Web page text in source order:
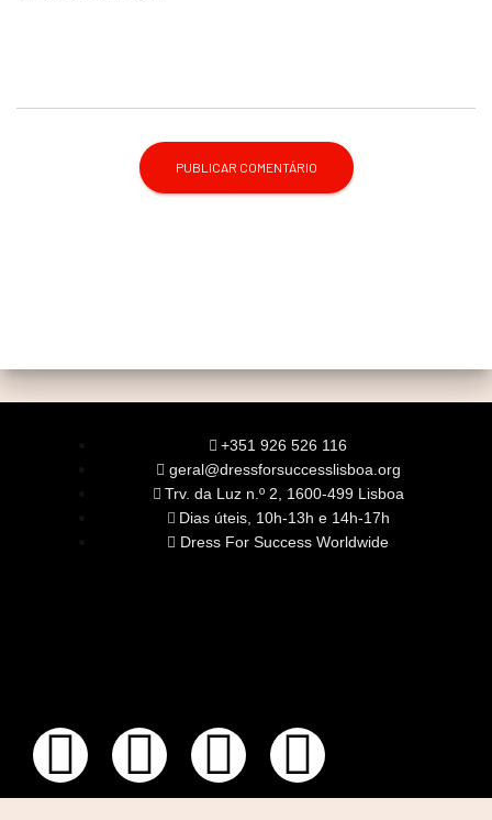
+351 926 526 116
geral@dressforsuccesslisboa.org
Trv. da Luz n.º 2, 1600-499 Lisboa
Dias úteis, 10h-13h e 14h-17h
Dress For Success Worldwide